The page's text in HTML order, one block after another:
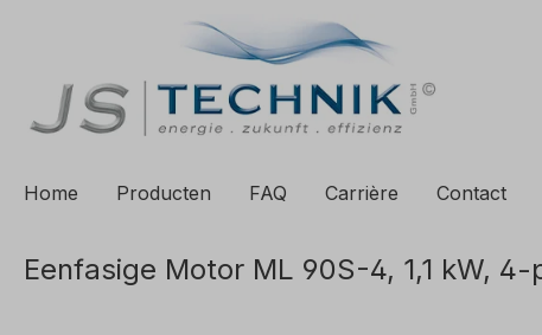
Ga naar de hoofdnavigatie
Home Producten FAQ Carrière Contact
Eenfasige Motor ML 90S-4, 1,1 kW, 4-